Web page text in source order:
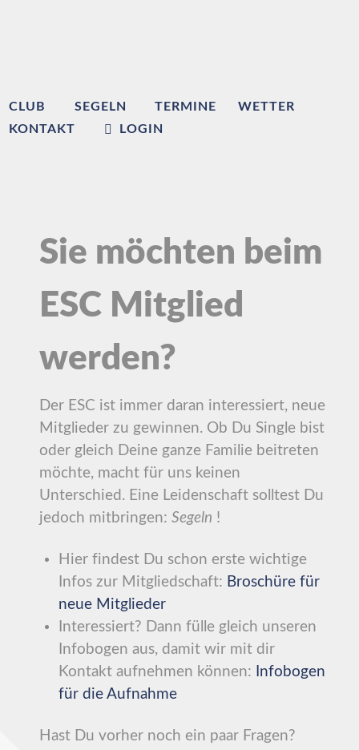
CLUB SEGELN TERMINE
WETTER
KONTAKT
LOGIN
Sie möchten beim
ESC Mitglied
werden?
Der ESC ist immer daran interessiert, neue
Mitglieder zu gewinnen. Ob Du Single bist
oder gleich Deine ganze Familie beitreten
möchte, macht für uns keinen
Unterschied. Eine Leidenschaft solltest Du
jedoch mitbringen: Segeln !
Hier findest Du schon erste wichtige
Infos zur Mitgliedschaft: Broschüre für
neue Mitglieder
Interessiert? Dann fülle gleich unseren
Infobogen aus, damit wir mit dir
Kontakt aufnehmen können:
Infobogen
für die Aufnahme
Hast Du vorher noch ein paar Fragen?